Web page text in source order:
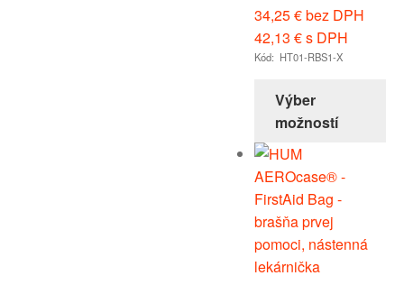
34,25€bez DPH
42,13 €s DPH
Kód: HT01-RBS1-X
Výber
možností